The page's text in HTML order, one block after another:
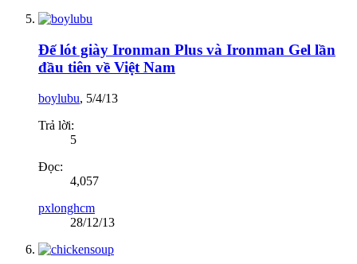
Đế lót giày Ironman Plus và Ironman Gel lần
đầu tiên về Việt Nam
boylubu, 5/4/13
Trả lời:
5
Đọc:
4,057
pxlonghcm
28/12/13